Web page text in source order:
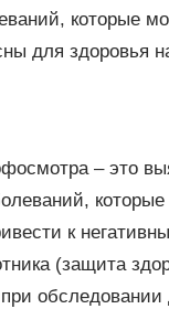
которые
для здоровья
– это
к
(защита
при